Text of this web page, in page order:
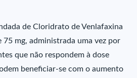
de Cloridrato de Venlafaxina
75 mg, administrada uma vez por
que não respondem à dose
beneficiar-se com o aumento